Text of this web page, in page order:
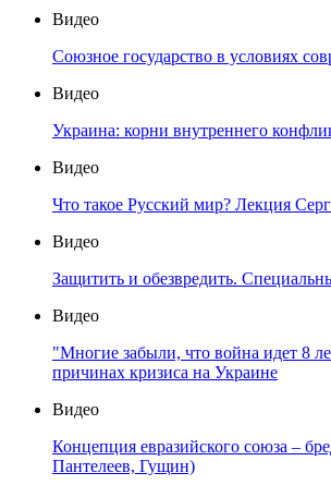
Видео
Союзное государство в условиях
Видео
Украина: корни внутреннего
Видео
Что такое Русский мир? Лекция
Видео
Защитить и обезвредить.
Видео
"Многие забыли, что война идет 8
причинах кризиса на Украине
Видео
Концепция евразийского союза –
Пантелеев, Гущин)